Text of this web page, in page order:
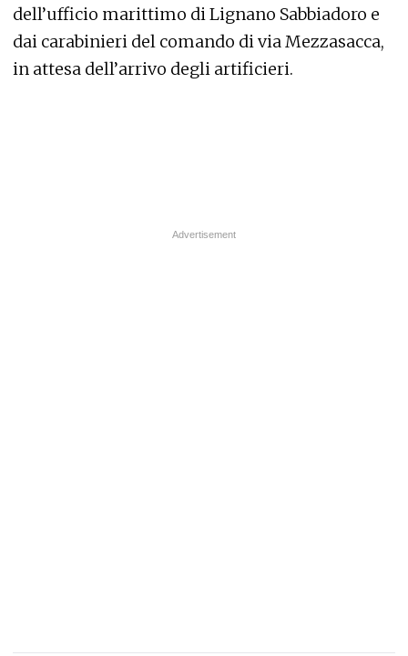
dell’ufficio marittimo di Lignano Sabbiadoro e
dai carabinieri del comando di via Mezzasacca,
in attesa dell’arrivo degli artificieri.